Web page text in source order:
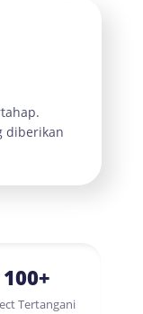
diberikan
100+
Tertangani